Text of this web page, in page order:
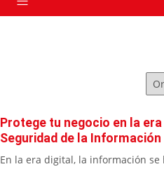
Protege tu negocio en la
Seguridad de la Información
En la era digital, la información